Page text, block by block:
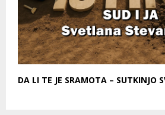
DA LI TE JE SRAMOTA – SUTKINJO